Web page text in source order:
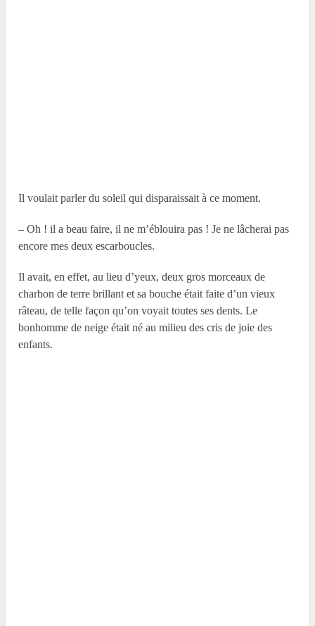
Il voulait parler du soleil qui disparaissait à ce moment.
– Oh ! il a beau faire, il ne m’éblouira pas ! Je ne lâcherai pas
encore mes deux escarboucles.
Il avait, en effet, au lieu d’yeux, deux gros morceaux de
charbon de terre brillant et sa bouche était faite d’un vieux
râteau, de telle façon qu’on voyait toutes ses dents. Le
bonhomme de neige était né au milieu des cris de joie des
enfants.